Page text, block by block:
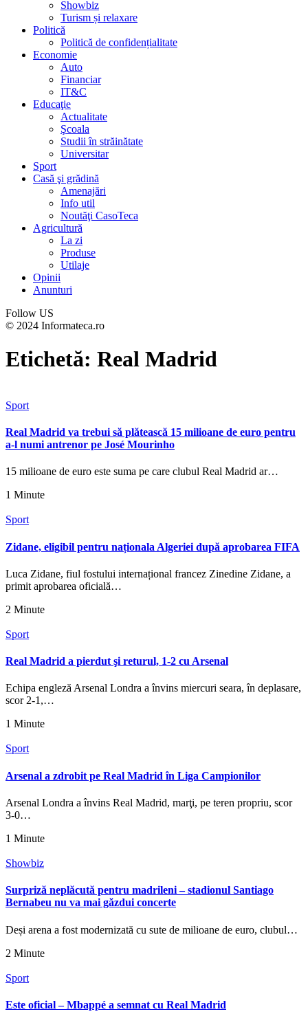
Showbiz
Turism și relaxare
Politică
Politică de confidențialitate
Economie
Auto
Financiar
IT&C
Educaţie
Actualitate
Şcoala
Studii în străinătate
Universitar
Sport
Casă şi grădină
Amenajări
Info util
Noutăţi CasoTeca
Agricultură
La zi
Produse
Utilaje
Opinii
Anunturi
Follow US
© 2024 Informateca.ro
Etichetă: Real Madrid
Sport
Real Madrid va trebui să plătească 15 milioane de euro pentru
a-l numi antrenor pe José Mourinho
15 milioane de euro este suma pe care clubul Real Madrid ar…
1 Minute
Sport
Zidane, eligibil pentru naționala Algeriei după aprobarea FIFA
Luca Zidane, fiul fostului internațional francez Zinedine Zidane, a
primit aprobarea oficială…
2 Minute
Sport
Real Madrid a pierdut şi returul, 1-2 cu Arsenal
Echipa engleză Arsenal Londra a învins miercuri seara, în deplasare,
scor 2-1,…
1 Minute
Sport
Arsenal a zdrobit pe Real Madrid în Liga Campionilor
Arsenal Londra a învins Real Madrid, marţi, pe teren propriu, scor
3-0…
1 Minute
Showbiz
Surpriză neplăcută pentru madrileni – stadionul Santiago
Bernabeu nu va mai găzdui concerte
Deși arena a fost modernizată cu sute de milioane de euro, clubul…
2 Minute
Sport
Este oficial – Mbappé a semnat cu Real Madrid